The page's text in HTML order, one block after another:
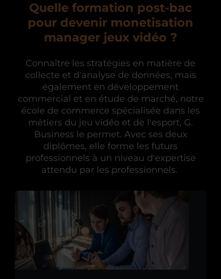
Quelle formation post-bac
pour devenir monetisation
manager jeux vidéo ?
Connaître les stratégies en matière de
collecte et d'analyse de données, mais
également en développement
commercial et en étude de marché, notre
école de commerce spécialisée dans les
métiers du jeu vidéo et de l'esport, G.
Business le permet. Avec ses deux
diplômes, elle forme les futurs
professionnels à un niveau d'expertise
attendu par les professionnels.